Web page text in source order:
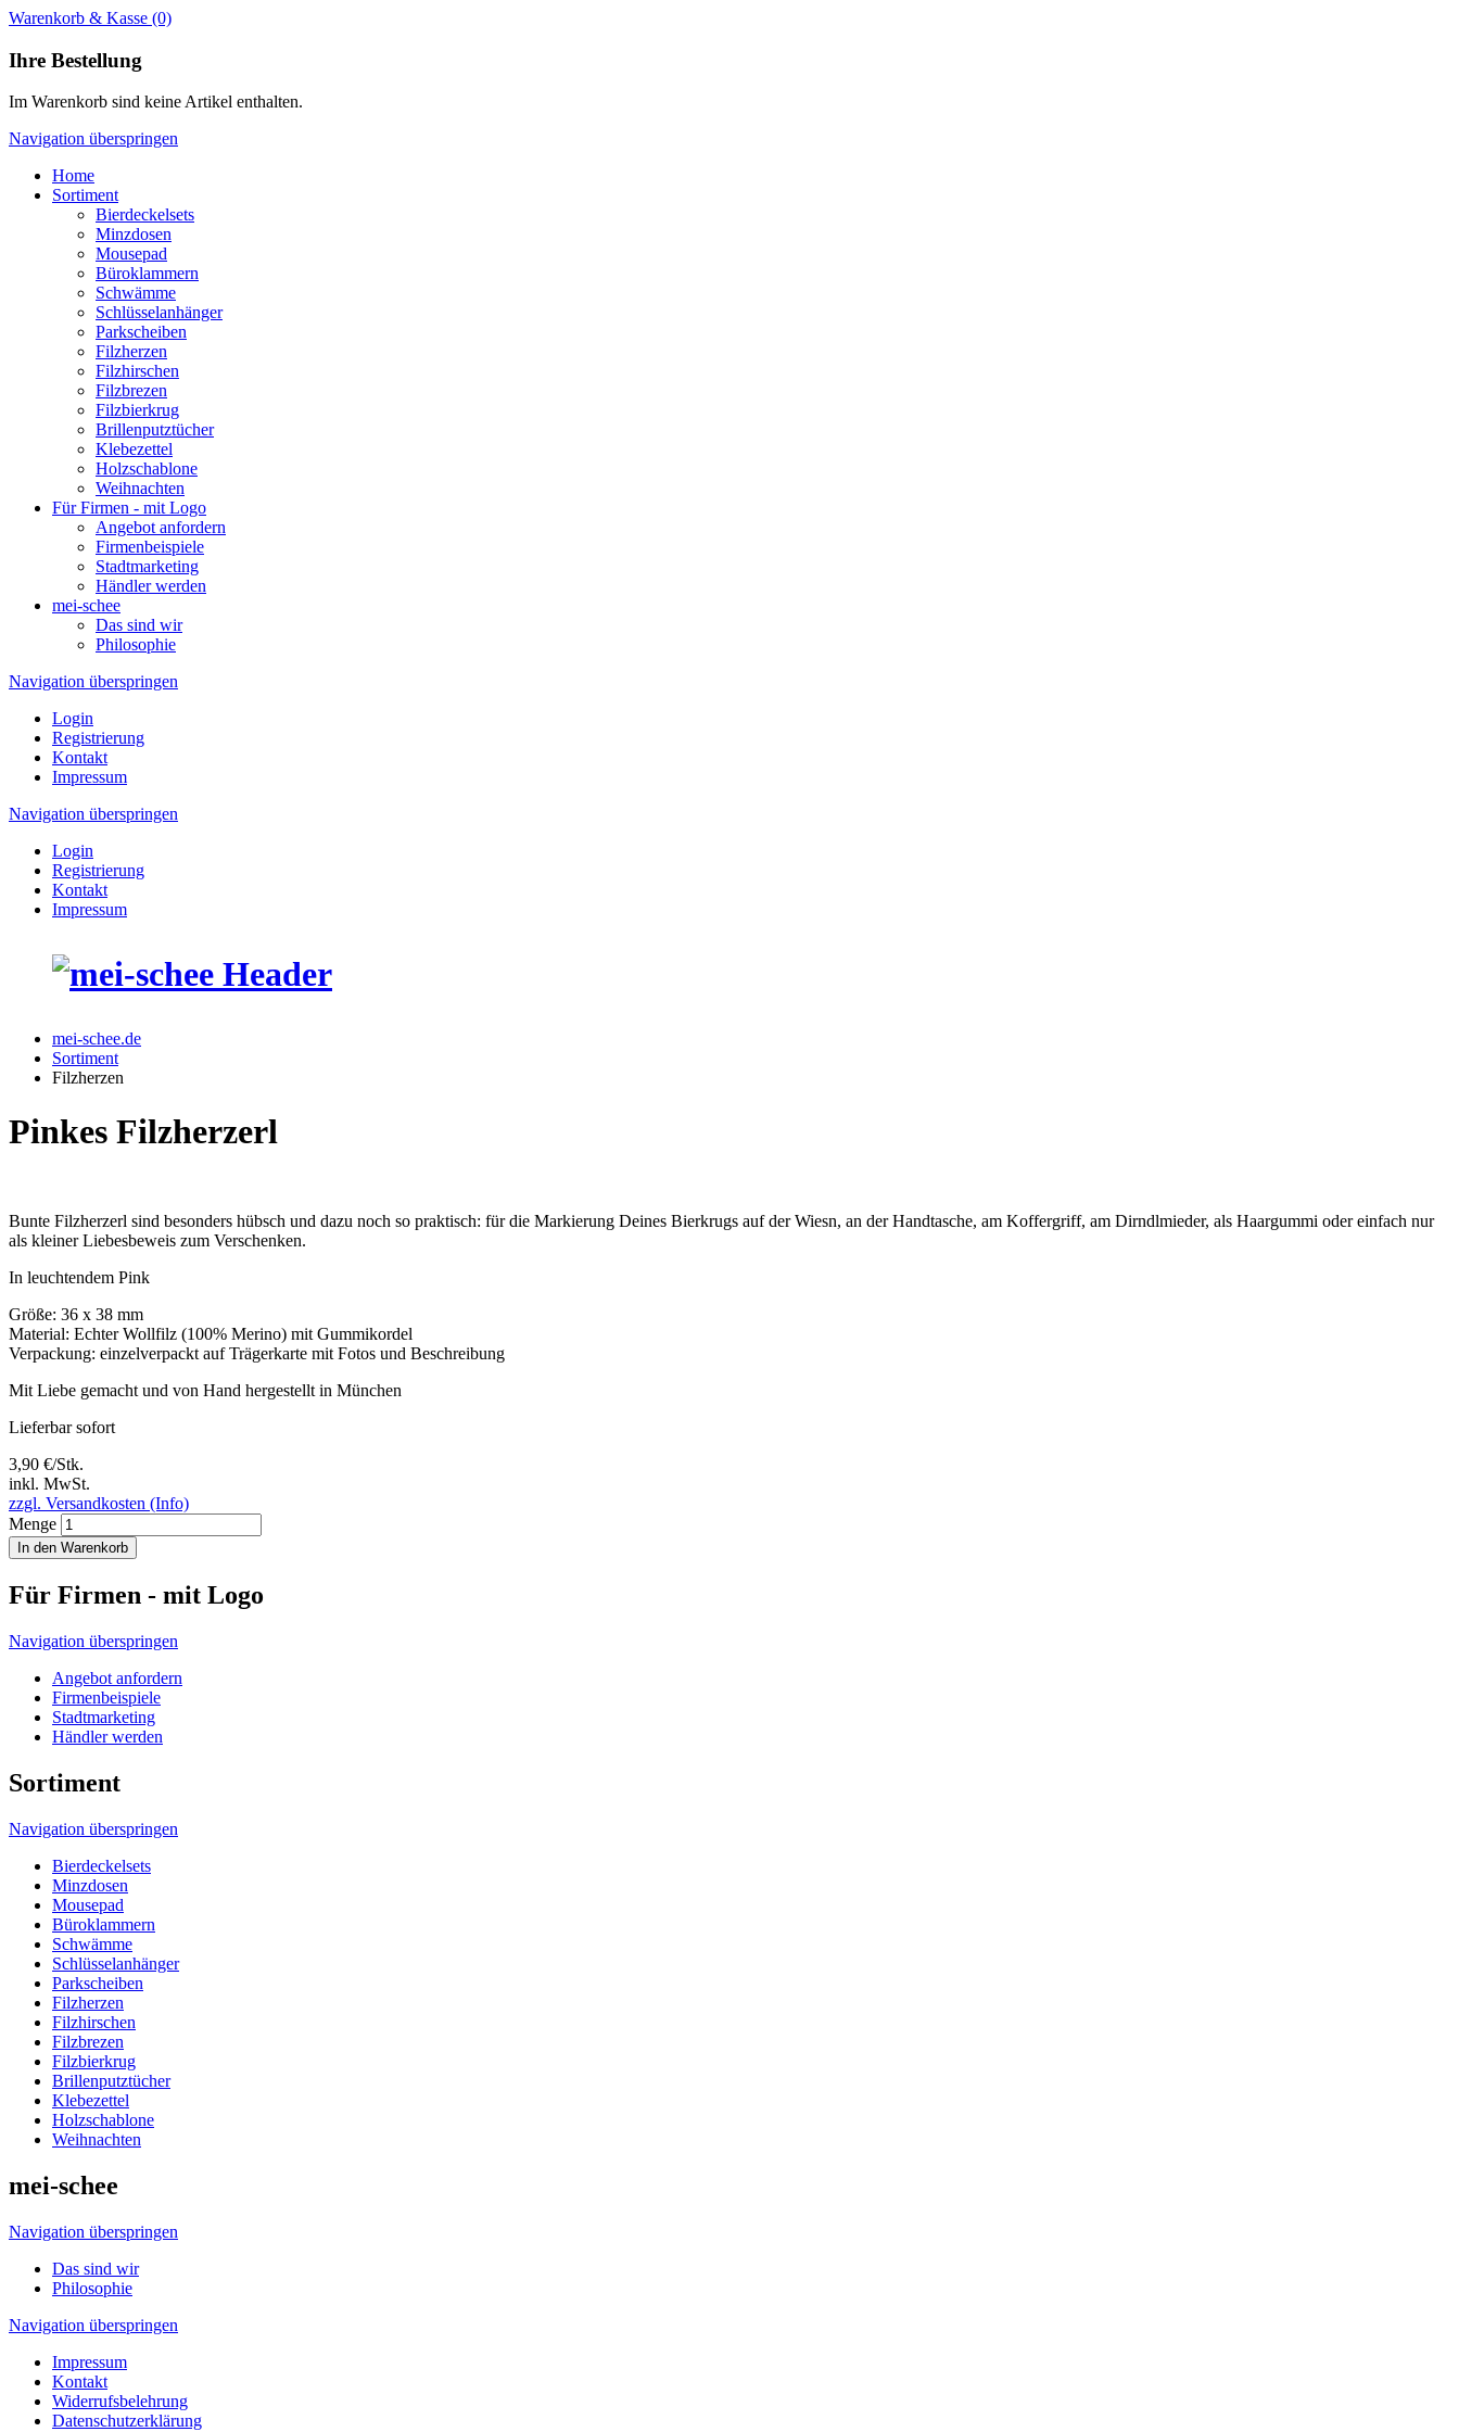
Warenkorb & Kasse (0)
Ihre Bestellung
Im Warenkorb sind keine Artikel enthalten.
Navigation überspringen
Home
Sortiment
Bierdeckelsets
Minzdosen
Mousepad
Büroklammern
Schwämme
Schlüsselanhänger
Parkscheiben
Filzherzen
Filzhirschen
Filzbrezen
Filzbierkrug
Brillenputztücher
Klebezettel
Holzschablone
Weihnachten
Für Firmen - mit Logo
Angebot anfordern
Firmenbeispiele
Stadtmarketing
Händler werden
mei-schee
Das sind wir
Philosophie
Navigation überspringen
Login
Registrierung
Kontakt
Impressum
Navigation überspringen
Login
Registrierung
Kontakt
Impressum
mei-schee.de
Sortiment
Filzherzen
Pinkes Filzherzerl
Bunte Filzherzerl sind besonders hübsch und dazu noch so praktisch: für die Markierung Deines Bierkrugs auf der Wiesn, an der Handtasche, am Koffergriff, am Dirndlmieder, als Haargummi oder einfach nur
als kleiner Liebesbeweis zum Verschenken.
In leuchtendem Pink
Größe: 36 x 38 mm
Material: Echter Wollfilz (100% Merino) mit Gummikordel
Verpackung: einzelverpackt auf Trägerkarte mit Fotos und Beschreibung
Mit Liebe gemacht und von Hand hergestellt in München
Lieferbar sofort
3,90 €/Stk.
inkl. MwSt.
zzgl. Versandkosten (Info)
Menge
In den Warenkorb
Für Firmen - mit Logo
Navigation überspringen
Angebot anfordern
Firmenbeispiele
Stadtmarketing
Händler werden
Sortiment
Navigation überspringen
Bierdeckelsets
Minzdosen
Mousepad
Büroklammern
Schwämme
Schlüsselanhänger
Parkscheiben
Filzherzen
Filzhirschen
Filzbrezen
Filzbierkrug
Brillenputztücher
Klebezettel
Holzschablone
Weihnachten
mei-schee
Navigation überspringen
Das sind wir
Philosophie
Navigation überspringen
Impressum
Kontakt
Widerrufsbelehrung
Datenschutzerklärung